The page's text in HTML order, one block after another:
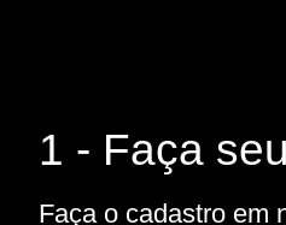
1 - Faça
Faça o cadastro em